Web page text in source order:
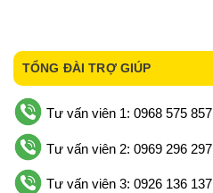
TỔNG ĐÀI TRỢ GIÚP
Tư vấn viên 1: 0968 575 857
Tư vấn viên 2: 0969 296 297
Tư vấn viên 3: 0926 136 137